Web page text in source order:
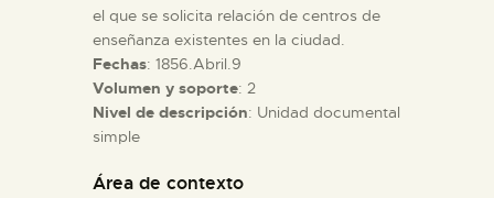
ESPAÑOL
el que se solicita relación de centros de
enseñanza existentes en la ciudad.
Fechas: 1856.Abril.9
Volumen y soporte: 2
Nivel de descripción: Unidad documental
simple
Área de contexto